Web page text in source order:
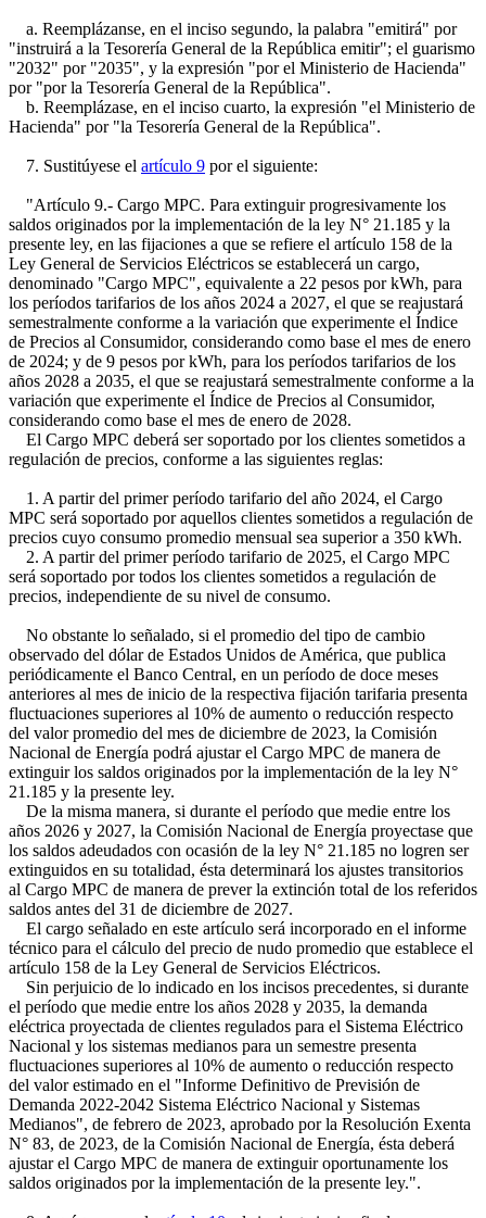
a. Reemplázanse, en el inciso segundo, la palabra "emitirá" por
"instruirá a la Tesorería General de la República emitir"; el guarismo
"2032" por "2035", y la expresión "por el Ministerio de Hacienda"
por "por la Tesorería General de la República".
b. Reemplázase, en el inciso cuarto, la expresión "el Ministerio de
Hacienda" por "la Tesorería General de la República".
7. Sustitúyese el artículo 9 por el siguiente:
"Artículo 9.- Cargo MPC. Para extinguir progresivamente los
saldos originados por la implementación de la ley N° 21.185 y la
presente ley, en las fijaciones a que se refiere el artículo 158 de la
Ley General de Servicios Eléctricos se establecerá un cargo,
denominado "Cargo MPC", equivalente a 22 pesos por kWh, para
los períodos tarifarios de los años 2024 a 2027, el que se reajustará
semestralmente conforme a la variación que experimente el Índice
de Precios al Consumidor, considerando como base el mes de enero
de 2024; y de 9 pesos por kWh, para los períodos tarifarios de los
años 2028 a 2035, el que se reajustará semestralmente conforme a la
variación que experimente el Índice de Precios al Consumidor,
considerando como base el mes de enero de 2028.
El Cargo MPC deberá ser soportado por los clientes sometidos a
regulación de precios, conforme a las siguientes reglas:
1. A partir del primer período tarifario del año 2024, el Cargo
MPC será soportado por aquellos clientes sometidos a regulación de
precios cuyo consumo promedio mensual sea superior a 350 kWh.
2. A partir del primer período tarifario de 2025, el Cargo MPC
será soportado por todos los clientes sometidos a regulación de
precios, independiente de su nivel de consumo.
No obstante lo señalado, si el promedio del tipo de cambio
observado del dólar de Estados Unidos de América, que publica
periódicamente el Banco Central, en un período de doce meses
anteriores al mes de inicio de la respectiva fijación tarifaria presenta
fluctuaciones superiores al 10% de aumento o reducción respecto
del valor promedio del mes de diciembre de 2023, la Comisión
Nacional de Energía podrá ajustar el Cargo MPC de manera de
extinguir los saldos originados por la implementación de la ley N°
21.185 y la presente ley.
De la misma manera, si durante el período que medie entre los
años 2026 y 2027, la Comisión Nacional de Energía proyectase que
los saldos adeudados con ocasión de la ley N° 21.185 no logren ser
extinguidos en su totalidad, ésta determinará los ajustes transitorios
al Cargo MPC de manera de prever la extinción total de los referidos
saldos antes del 31 de diciembre de 2027.
El cargo señalado en este artículo será incorporado en el informe
técnico para el cálculo del precio de nudo promedio que establece el
artículo 158 de la Ley General de Servicios Eléctricos.
Sin perjuicio de lo indicado en los incisos precedentes, si durante
el período que medie entre los años 2028 y 2035, la demanda
eléctrica proyectada de clientes regulados para el Sistema Eléctrico
Nacional y los sistemas medianos para un semestre presenta
fluctuaciones superiores al 10% de aumento o reducción respecto
del valor estimado en el "Informe Definitivo de Previsión de
Demanda 2022-2042 Sistema Eléctrico Nacional y Sistemas
Medianos", de febrero de 2023, aprobado por la Resolución Exenta
N° 83, de 2023, de la Comisión Nacional de Energía, ésta deberá
ajustar el Cargo MPC de manera de extinguir oportunamente los
saldos originados por la implementación de la presente ley.".